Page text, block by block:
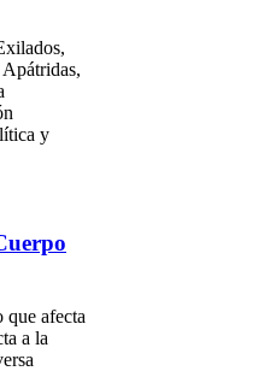
y
que afecta
a la